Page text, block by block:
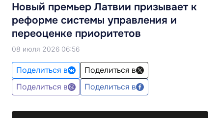
Новый премьер Латвии призывает к
реформе системы управления и
переоценке приоритетов
08 июля 2026 06:56
Поделиться в
Поделиться в
Поделиться в
Поделиться в